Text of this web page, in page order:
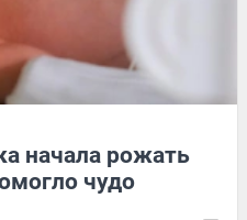
начала рожать
чудо